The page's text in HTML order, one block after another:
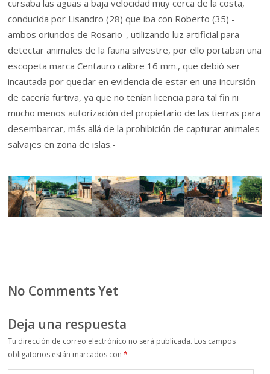
cursaba las aguas a baja velocidad muy cerca de la costa,
conducida por Lisandro (28) que iba con Roberto (35) -
ambos oriundos de Rosario-, utilizando luz artificial para
detectar animales de la fauna silvestre, por ello portaban una
escopeta marca Centauro calibre 16 mm., que debió ser
incautada por quedar en evidencia de estar en una incursión
de cacería furtiva, ya que no tenían licencia para tal fin ni
mucho menos autorización del propietario de las tierras para
desembarcar, más allá de la prohibición de capturar animales
salvajes en zona de islas.-
No Comments Yet
Deja una respuesta
Tu dirección de correo electrónico no será publicada. Los campos
obligatorios están marcados con*